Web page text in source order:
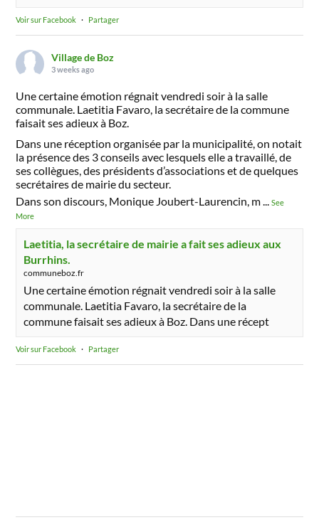
Voir sur Facebook · Partager
Village de Boz
3 weeks ago
Une certaine émotion régnait vendredi soir à la salle
communale. Laetitia Favaro, la secrétaire de la commune
faisait ses adieux à Boz.
Dans une réception organisée par la municipalité, on notait
la présence des 3 conseils avec lesquels elle a travaillé, de
ses collègues, des présidents d’associations et de quelques
secrétaires de mairie du secteur.
Dans son discours, Monique Joubert-Laurencin, m...See
More
Laetitia, la secrétaire de mairie a fait ses adieux aux
Burrhins.
communeboz.fr
Une certaine émotion régnait vendredi soir à la salle
communale. Laetitia Favaro, la secrétaire de la
commune faisait ses adieux à Boz. Dans une récept
Voir sur Facebook · Partager